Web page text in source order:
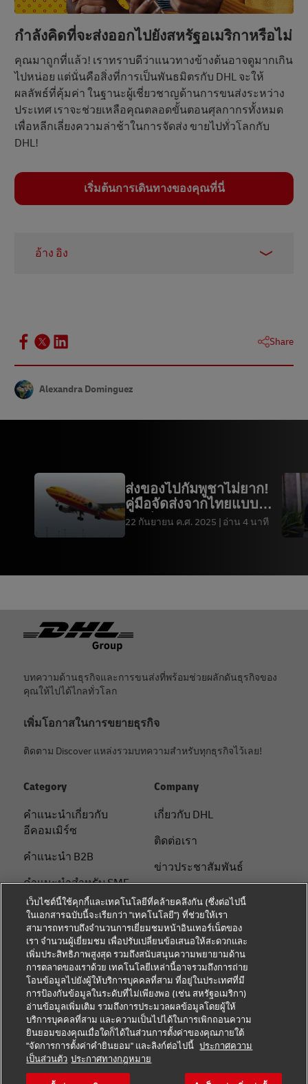
กําลังคิดที่จะส่งออกไปยังสหรัฐอเมริกาหรือไม่
คุณมาถูกที่แล้ว! เราทราบดีว่าแนวทางข้างต้นอาจดูมากเกิน
ไปหน่อย แต่นั่นคือสิ่งที่การเป็นพันธมิตรกับ DHL จะให้
ผลลัพธ์ที่คุ้มค่า ในฐานะผู้เชี่ยวชาญด้านการขนส่งระหว่าง
ประเทศ เราจะช่วยเหลือคุณตลอดขั้นตอนศุลกากรทั้งหมด
เพื่อหลีกเลี่ยงความล่าช้าในการจัดส่ง ขายไปทั่วโลกกับ
DHL!
เริ่มต้นการเดินทางของคุณที่นี่
อ้าง อิง
5 – Statista, พฤศจิกายน 2023
8 –Statista, มิถุนายน 2023
10 – ข้อมูลการสํารวจ นัก
DHLปี 2023
11 –Statista, กันยายน 2023
12 –
Statista, พฤศจิกายน 2023
14 –DHL Global Online Shopper สํารวจปี 2023
16 –Enterprise Times กันยายน 2023
Share
Alexandra Dominguez
ส่งของไปกัมพูชาไม่ยาก!
คู่มือจัดส่งจากไทยแบบ
ละเอียด
22 กันยายน ค.ศ. 2025 อ่าน 4 นาที
ท้ายกระดาษ
บทความด้านธุรกิจและการขนส่งที่พร้อมช่วยผลักดันธุรกิจของ
คุณให้ไปได้ไกลทั่วโลก
เพิ่มโอกาสในการขยายธุรกิจ
ติดตาม Discover แหล่งรวมบทความสำหรับทุกธุรกิจไว้เลย!
Category
คําแนะนําเกี่ยวกับ
อีคอมเมิร์ซ
คําแนะนํา B2B
คําแนะนําสําหรับ SME
คําแนะนําด้านโลจิสติกส์
เกี่ยวกับ DHL
จัดส่งกับ DHL
ติดต่อเรา
ติดตามพัสดุ
Company
เกี่ยวกับ DHL
ติดต่อเรา
ข่าวประชาสัมพันธ์
แจ้งเตือนด้านกฎหมาย
ข้อตกลงในการใช้งาน
การแจ้งเตือนความเป็น
ส่วนตัว
การตั้งค่าคุกกี้
โซเชียลมีเดีย
เว็บไซต์นี้ใช้คุกกี้และเทคโนโลยีที่คล้ายคลึงกัน (ซึ่งต่อไปนี้
ในเอกสารฉบับนี้จะเรียกว่า "เทคโนโลยี") ที่ช่วยให้เรา
สามารถทราบถึงจำนวนการเยี่ยมชมหน้าอินเทอร์เน็ตของ
เรา จำนวนผู้เยี่ยมชม เพื่อปรับเปลี่ยนข้อเสนอให้สะดวกและ
เพิ่มประสิทธิภาพสูงสุด รวมถึงสนับสนุนความพยายามด้าน
การตลาดของเราด้วย เทคโนโลยีเหล่านี้อาจรวมถึงการถ่าย
โอนข้อมูลไปยังผู้ให้บริการบุคคลที่สาม ที่อยู่ในประเทศที่มี
การป้องกันข้อมูลในระดับที่ไม่เพียงพอ (เช่น สหรัฐอเมริกา)
อ่านข้อมูลเพิ่มเติม รวมถึงการประมวลผลข้อมูลโดยผู้ให้
บริการบุคคลที่สาม และความเป็นไปได้ในการเพิกถอนความ
ยินยอมของคุณเมื่อใดก็ได้ในส่วนการตั้งค่าของคุณภายใต้
"จัดการการตั้งค่าคำยินยอม" และลิงก์ต่อไปนี้ ประกาศความ
เป็นส่วนตัว ประกาศทางกฎหมาย